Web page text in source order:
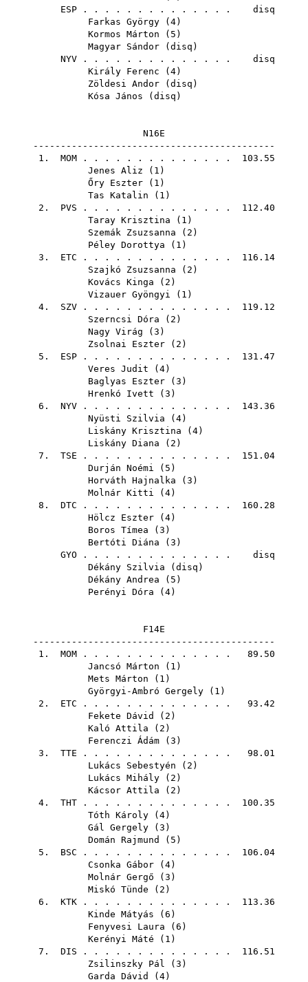
ESP . . . . . . . . . . . . . . disq
Farkas György ( 4)
Kormos Márton ( 5 )
Magyar Sándor ( disq )
NYV . . . . . . . . . . . . . . disq
Király Ferenc ( 4)
Zöldesi Andor ( disq )
Kósa János ( disq )
N16E
--------------------------------------------
1. MOM . . . . . . . . . . . . . . 103.55
Jenes Aliz ( 1 )
Őry Eszter ( 1 )
Tas Katalin ( 1 )
2. PVS . . . . . . . . . . . . . . 112.40
Taray Krisztina ( 1 )
Szemák Zsuzsanna ( 2 )
Péley Dorottya ( 1 )
3. ETC . . . . . . . . . . . . . . 116.14
Szajkó Zsuzsanna ( 2 )
Kovács Kinga ( 2 )
Vizauer Gyöngyi ( 1 )
4. SZV . . . . . . . . . . . . . . 119.12
Szerncsi Dóra ( 2 )
Nagy Virág ( 3 )
Zsolnai Eszter ( 2 )
5. ESP . . . . . . . . . . . . . . 131.47
Veres Judit ( 4)
Baglyas Eszter ( 3 )
Hrenkó Ivett ( 3 )
6. NYV . . . . . . . . . . . . . . 143.36
Nyüsti Szilvia ( 4)
Liskány Krisztina ( 4)
Liskány Diana ( 2 )
7. TSE . . . . . . . . . . . . . . 151.04
Durján Noémi ( 5 )
Horváth Hajnalka ( 3 )
Molnár Kitti ( 4)
8. DTC . . . . . . . . . . . . . . 160.28
Hölcz Eszter ( 4)
Boros Tímea ( 3 )
Bertóti Diána ( 3 )
GYO . . . . . . . . . . . . . . disq
Dékány Szilvia ( disq )
Dékány Andrea ( 5 )
Perényi Dóra ( 4)
F14E
--------------------------------------------
1. MOM . . . . . . . . . . . . . . 89.50
Jancsó Márton ( 1 )
Mets Márton ( 1 )
Györgyi-Ambró Gergely ( 1 )
2. ETC . . . . . . . . . . . . . . 93.42
Fekete Dávid
( 2 )
Kaló Attila ( 2 )
Ferenczi Ádám ( 3 )
3. TTE . . . . . . . . . . . . . . 98.01
Lukács Sebestyén ( 2 )
Lukács Mihály ( 2 )
Kácsor Attila ( 2 )
4. THT . . . . . . . . . . . . . . 100.35
Tóth Károly ( 4)
Gál Gergely ( 3 )
Domán Rajmund
( 5 )
5. BSC . . . . . . . . . . . . . . 106.04
Csonka Gábor ( 4)
Molnár Gergő ( 3 )
Miskó Tünde ( 2 )
6. KTK . . . . . . . . . . . . . . 113.36
Kinde Mátyás ( 6 )
Fenyvesi Laura ( 6 )
Kerényi Máté ( 1 )
7. DIS . . . . . . . . . . . . . . 116.51
Zsilinszky Pál ( 3 )
Garda Dávid
( 4)